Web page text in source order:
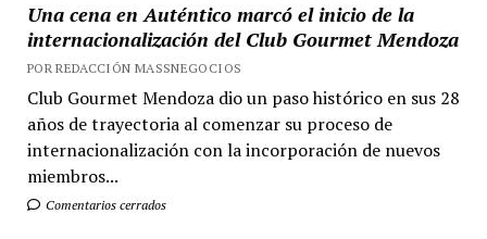
Una cena en Auténtico marcó el inicio de la
internacionalización del Club Gourmet Mendoza
POR REDACCIÓN MASSNEGOCIOS
Club Gourmet Mendoza dio un paso histórico en sus 28
años de trayectoria al comenzar su proceso de
internacionalización con la incorporación de nuevos
miembros...
Comentarios cerrados